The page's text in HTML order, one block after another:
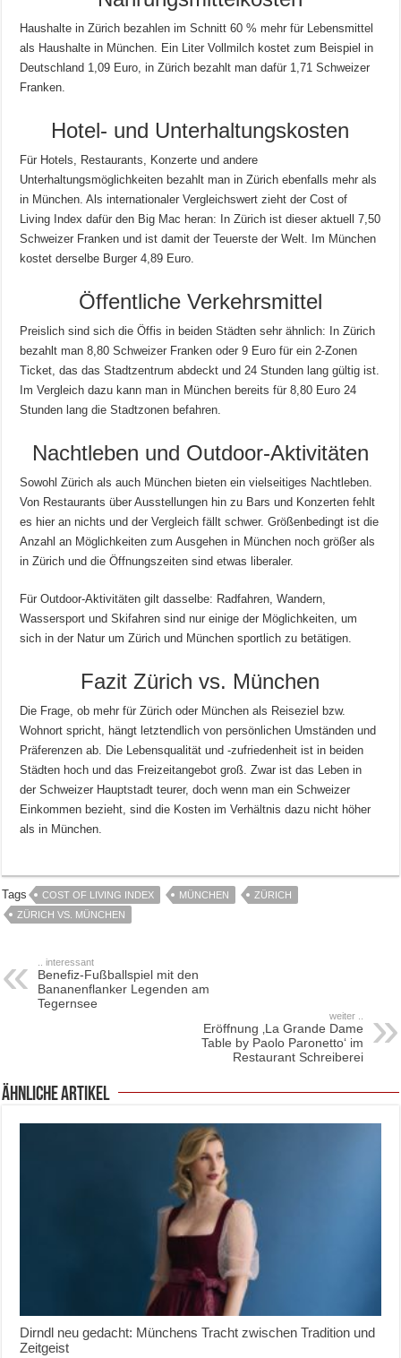
Haushalte in Zürich bezahlen im Schnitt 60 % mehr für Lebensmittel
als Haushalte in München. Ein Liter Vollmilch kostet zum Beispiel in
Deutschland 1,09 Euro, in Zürich bezahlt man dafür 1,71 Schweizer
Franken.
Hotel- und Unterhaltungskosten
Für Hotels, Restaurants, Konzerte und andere
Unterhaltungsmöglichkeiten bezahlt man in Zürich ebenfalls mehr als
in München. Als internationaler Vergleichswert zieht der Cost of
Living Index dafür den Big Mac heran: In Zürich ist dieser aktuell 7,50
Schweizer Franken und ist damit der Teuerste der Welt. Im München
kostet derselbe Burger 4,89 Euro.
Öffentliche Verkehrsmittel
Preislich sind sich die Öffis in beiden Städten sehr ähnlich: In Zürich
bezahlt man 8,80 Schweizer Franken oder 9 Euro für ein 2-Zonen
Ticket, das das Stadtzentrum abdeckt und 24 Stunden lang gültig ist.
Im Vergleich dazu kann man in München bereits für 8,80 Euro 24
Stunden lang die Stadtzonen befahren.
Nachtleben und Outdoor-Aktivitäten
Sowohl Zürich als auch München bieten ein vielseitiges Nachtleben.
Von Restaurants über Ausstellungen hin zu Bars und Konzerten fehlt
es hier an nichts und der Vergleich fällt schwer. Größenbedingt ist die
Anzahl an Möglichkeiten zum Ausgehen in München noch größer als
in Zürich und die Öffnungszeiten sind etwas liberaler.
Für Outdoor-Aktivitäten gilt dasselbe: Radfahren, Wandern,
Wassersport und Skifahren sind nur einige der Möglichkeiten, um
sich in der Natur um Zürich und München sportlich zu betätigen.
Fazit Zürich vs. München
Die Frage, ob mehr für Zürich oder München als Reiseziel bzw.
Wohnort spricht, hängt letztendlich von persönlichen Umständen und
Präferenzen ab. Die Lebensqualität und -zufriedenheit ist in beiden
Städten hoch und das Freizeitangebot groß. Zwar ist das Leben in
der Schweizer Hauptstadt teurer, doch wenn man ein Schweizer
Einkommen bezieht, sind die Kosten im Verhältnis dazu nicht höher
als in München.
Tags COST OF LIVING INDEX MÜNCHEN
ZÜRICH
ZÜRICH VS. MÜNCHEN
.. interessant
Benefiz-Fußballspiel mit den
Bananenflanker Legenden am
Tegernsee
weiter ..
Eröffnung ‚La Grande Dame
Table by Paolo Paronetto‘ im
Restaurant Schreiberei
ähnliche Artikel
Dirndl neu gedacht: Münchens Tracht zwischen Tradition und
Zeitgeist